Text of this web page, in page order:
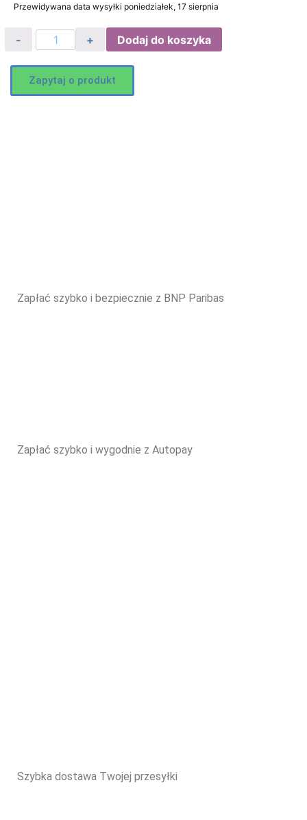
Przewidywana data wysyłki poniedziałek, 17 sierpnia
Dodaj do koszyka
Zapytaj o produkt
Zapłać szybko i bezpiecznie z BNP Paribas
Zapłać szybko i wygodnie z Autopay
Szybka dostawa Twojej przesyłki